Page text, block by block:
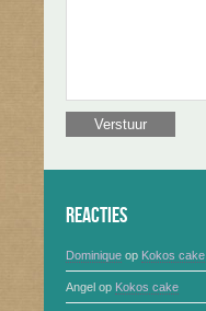
Reacties
Dominique op Kokos cake
Angel op Kokos cake